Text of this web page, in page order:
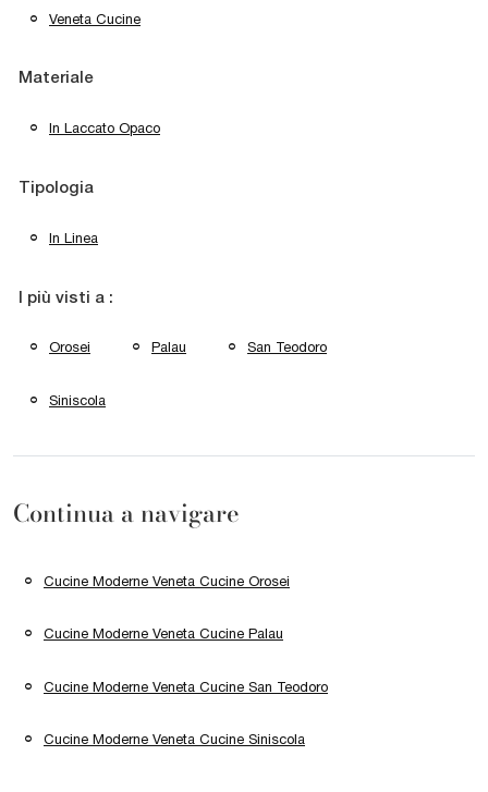
Veneta Cucine
Materiale
In Laccato Opaco
Tipologia
In Linea
I più visti a :
Orosei Palau San Teodoro
Siniscola
Continua a navigare
Cucine Moderne Veneta Cucine Orosei
Cucine Moderne Veneta Cucine Palau
Cucine Moderne Veneta Cucine San Teodoro
Cucine Moderne Veneta Cucine Siniscola